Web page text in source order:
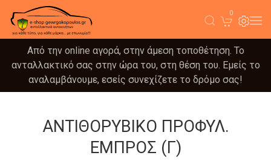
0
Από την online αγορά, στην άμεση τοποθέτηση. Το
ανταλλακτικό σας στην ώρα του, στη θέση του. Εμείς το
αναλαμβάνουμε, εσείς συνεχίζετε το δρόμο σας!
ΑΝΤΙΘΟΡΥΒΙΚΟ ΠΡΟΦΥΛ.
ΕΜΠΡΟΣ (Γ)